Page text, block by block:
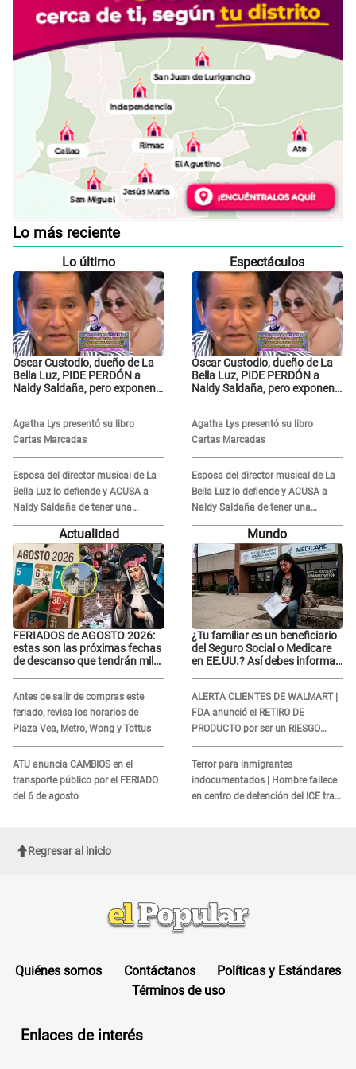
Lo más reciente
Lo último
Óscar Custodio, dueño de La
Bella Luz, PIDE PERDÓN a
Naldy Saldaña, pero exponen
grabar"
Agatha Lys presentó su libro
Cartas Marcadas
Esposa del director musical de La
Bella Luz lo defiende y ACUSA a
Naldy Saldaña de tener una
relación con él y otros integrantes
Espectáculos
Óscar Custodio, dueño de La
Bella Luz, PIDE PERDÓN a
Naldy Saldaña, pero exponen
grabar"
Agatha Lys presentó su libro
Cartas Marcadas
Esposa del director musical de La
Bella Luz lo defiende y ACUSA a
Naldy Saldaña de tener una
relación con él y otros integrantes
Actualidad
FERIADOS de AGOSTO 2026:
estas son las próximas fechas
de descanso que tendrán miles
Antes de salir de compras este
feriado, revisa los horarios de
Plaza Vea, Metro, Wong y Tottus
ATU anuncia CAMBIOS en el
transporte público por el FERIADO
del 6 de agosto
Mundo
¿Tu familiar es un beneficiario
del Seguro Social o Medicare
en EE.UU.? Así debes informar
ALERTA CLIENTES DE WALMART |
FDA anunció el RETIRO DE
PRODUCTO por ser un RIESGO
MORTAL para consumidores: ¿Cuál
es?
Terror para inmigrantes
indocumentados | Hombre fallece
en centro de detención del ICE tras
sufrir una "emergencia médica"
Regresar al inicio
Quiénes somos Contáctanos
Políticas y Estándares
Términos de uso
Enlaces de interés